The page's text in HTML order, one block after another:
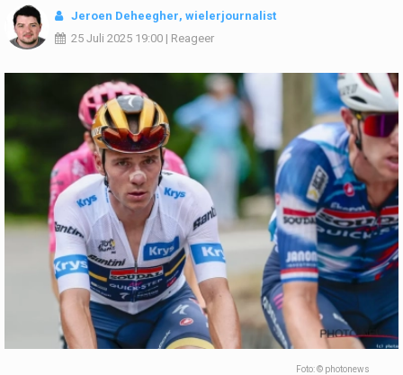
Jeroen Deheegher, wielerjournalist
25 Juli 2025 19:00 | Reageer
Foto: © photonews